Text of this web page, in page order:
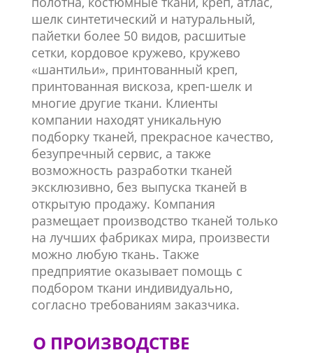
шелк синтетический и натуральный,
пайетки более 50 видов, расшитые
сетки, кордовое кружево, кружево
«шантильи», принтованный креп,
принтованная вискоза, креп-шелк и
многие другие ткани. Клиенты
компании находят уникальную
подборку тканей, прекрасное качество,
безупречный сервис, а также
возможность разработки тканей
эксклюзивно, без выпуска тканей в
открытую продажу. Компания
размещает производство тканей только
на лучших фабриках мира, произвести
можно любую ткань. Также
предприятие оказывает помощь с
подбором ткани индивидуально,
согласно требованиям заказчика.
О ПРОИЗВОДСТВЕ